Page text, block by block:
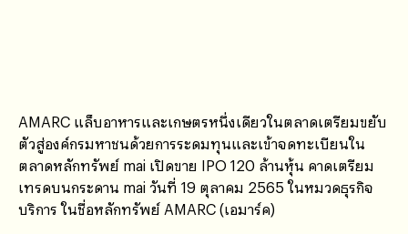
AMARC แล็บอาหารและเกษตรหนึ่งเดียวในตลาดเตรียมขยับ
ตัวสู่องค์กรมหาชนด้วยการระดมทุนและเข้าจดทะเบียนใน
ตลาดหลักทรัพย์ mai เปิดขาย IPO 120 ล้านหุ้น คาดเตรียม
เทรดบนกระดาน mai วันที่ 19 ตุลาคม 2565 ในหมวดธุรกิจ
บริการ ในชื่อหลักทรัพย์ AMARC (เอมาร์ค)